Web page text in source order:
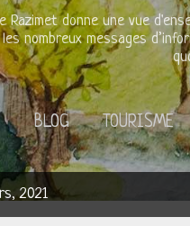
Razimet donne une vue
nombreux messages
BLOG TOURISME
2021